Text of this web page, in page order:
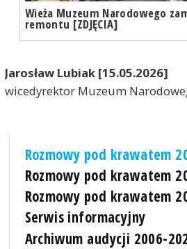
Wieża Muzeum Narodowego
remontu [ZDJĘCIA]
Jarosław Lubiak [15.05.2026]
wicedyrektor Muzeum
Rozmowy pod krawatem
Rozmowy pod krawatem
Rozmowy pod krawatem
Serwis informacyjny
Archiwum audycji 2006-